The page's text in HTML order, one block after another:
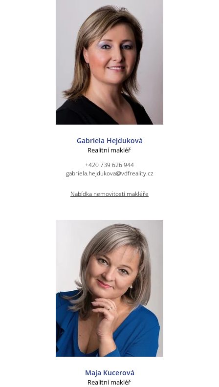
Gabriela Hejduková
Realitní makléř
+420 739 626 944
gabriela.hejdukova@vdfreality.cz
Nabídka nemovitostí makléře
Maja Kucerová
Realitní makléř